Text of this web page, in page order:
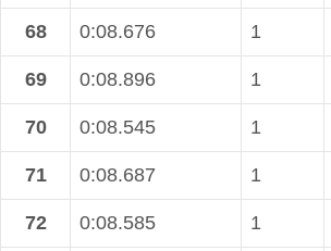
68 0:08.676 1
69 0:08.896 1
70 0:08.545 1
71 0:08.687 1
72 0:08.585 1